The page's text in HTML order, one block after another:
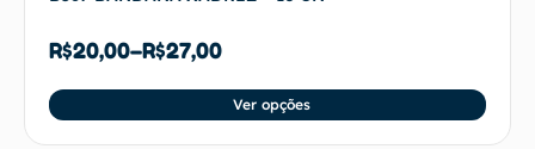
R$20,00–R$27,00
Ver opções